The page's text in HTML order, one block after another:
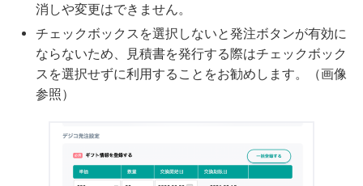
消しや変更はできません。
チェックボックスを選択しないと発注ボタンが有効に
ならないため、見積書を発行する際はチェックボック
スを選択せずに利用することをお勧めします。（画像
参照）